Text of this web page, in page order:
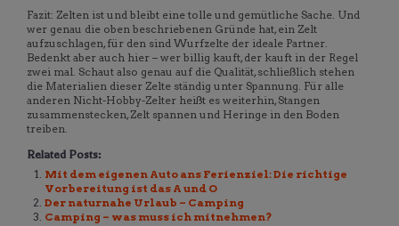
Fazit: Zelten ist und bleibt eine tolle und gemütliche Sache. Und
wer genau die oben beschriebenen Gründe hat, ein Zelt
aufzuschlagen, für den sind Wurfzelte der ideale Partner.
Bedenkt aber auch hier – wer billig kauft, der kauft in der Regel
zwei mal. Schaut also genau auf die Qualität, schließlich stehen
die Materialien dieser Zelte ständig unter Spannung. Für alle
anderen Nicht-Hobby-Zelter heißt es weiterhin, Stangen
zusammenstecken, Zelt spannen und Heringe in den Boden
treiben.
Related Posts:
Mit dem eigenen Auto ans Ferienziel: Die richtige
Vorbereitung ist das A und O
Der naturnahe Urlaub – Camping
Camping – was muss ich mitnehmen?